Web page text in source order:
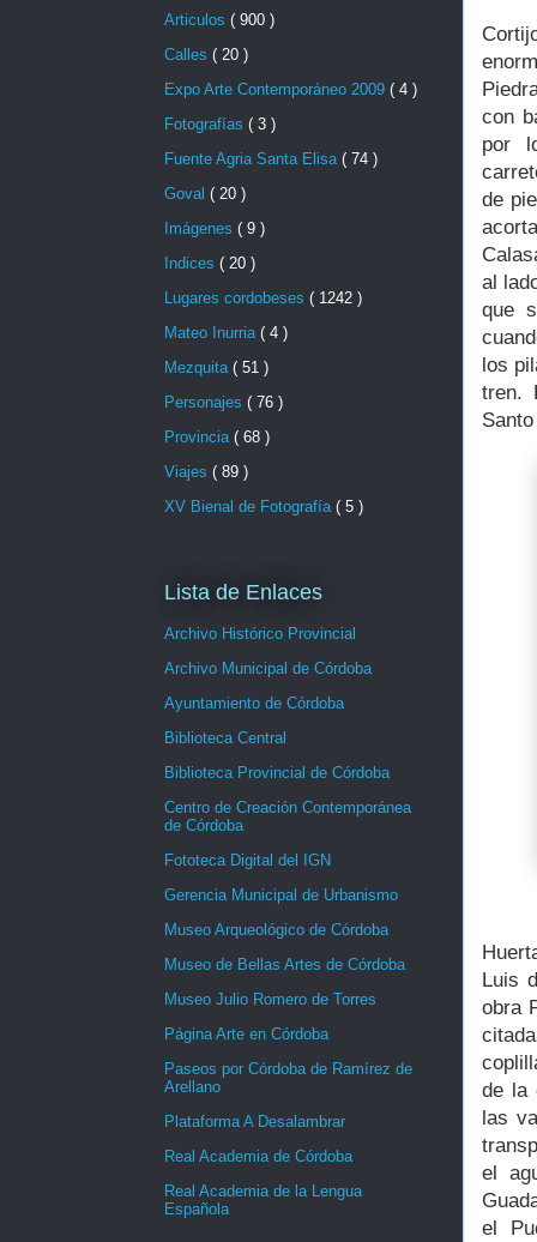
con
por
de
al
que
los
tren.
Luis
obra
de la
las
el
el
Articulos ( 900 )
Calles ( 20 )
Expo Arte Contemporáneo 2009 ( 4 )
Fotografías ( 3 )
Fuente Agria Santa Elisa ( 74 )
Goval ( 20 )
Imágenes ( 9 )
Indices ( 20 )
Lugares cordobeses ( 1242 )
Mateo Inurria ( 4 )
Mezquita ( 51 )
Personajes ( 76 )
Provincia ( 68 )
Viajes ( 89 )
XV Bienal de Fotografía ( 5 )
Lista de Enlaces
Archivo Histórico Provincial
Archivo Municipal de Córdoba
Ayuntamiento de Córdoba
Biblioteca Central
Biblioteca Provincial de Córdoba
Centro de Creación Contemporánea
de Córdoba
Fototeca Digital del IGN
Gerencia Municipal de Urbanismo
Museo Arqueológico de Córdoba
Museo de Bellas Artes de Córdoba
Museo Julio Romero de Torres
Página Arte en Córdoba
Paseos por Córdoba de Ramírez de
Arellano
Plataforma A Desalambrar
Real Academia de Córdoba
Real Academia de la Lengua
Española